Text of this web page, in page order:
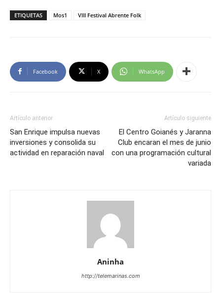
ETIQUETAS Mos1 VIII Festival Abrente Folk
Facebook X WhatsApp
Artículo anterior
San Enrique impulsa nuevas
inversiones y consolida su
actividad en reparación naval
Artículo siguiente
El Centro Goianés y Jaranna
Club encaran el mes de junio
con una programación cultural
variada
Aninha
http://telemarinas.com